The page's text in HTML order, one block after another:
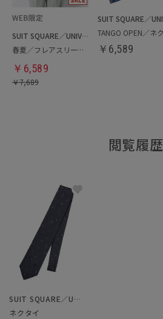
SUIT SQUARE／UNIVERSAL LANGUAGE／WHITE
春夏／フレアスリーブブラウス
￥ 6,589
￥7,689
￥ 6,589
閲覧履歴
SUIT SQUARE／UNIVERSAL LANGUAGE
ネクタイ